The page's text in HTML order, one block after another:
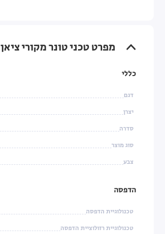
מפרט טכני טונר מקורי ציאן HP 203X מוגדל למדפסות HP Color LaserJet Pro
כללי
דגם
יצרן
סדרה
סוג מוצר
צבע
הדפסה
טכנולוגיית הדפסה
טכנולוגיית רזולוציית הדפסה